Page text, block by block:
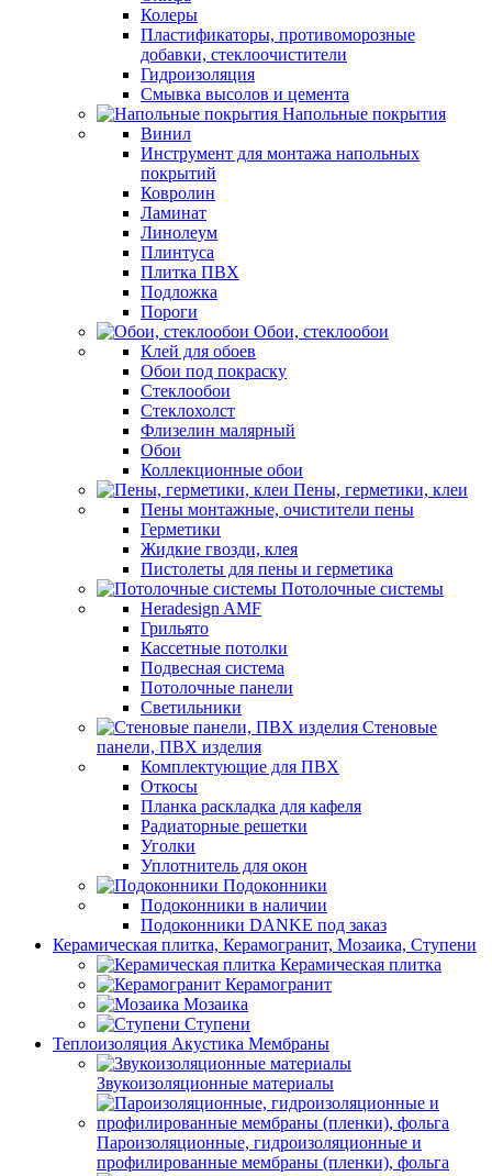
Колеры
Пластификаторы, противоморозные
добавки, стеклоочистители
Гидроизоляция
Смывка высолов и цемента
Напольные покрытия
Винил
Инструмент для монтажа напольных
покрытий
Ковролин
Ламинат
Линолеум
Плинтуса
Плитка ПВХ
Подложка
Пороги
Обои, стеклообои
Клей для обоев
Обои под покраску
Стеклообои
Стеклохолст
Флизелин малярный
Обои
Коллекционные обои
Пены, герметики, клеи
Пены монтажные, очистители пены
Герметики
Жидкие гвозди, клея
Пистолеты для пены и герметика
Потолочные системы
Heradesign AMF
Грильято
Кассетные потолки
Подвесная система
Потолочные панели
Светильники
Стеновые
панели, ПВХ изделия
Комплектующие для ПВХ
Откосы
Планка раскладка для кафеля
Радиаторные решетки
Уголки
Уплотнитель для окон
Подоконники
Подоконники в наличии
Подоконники DANKE под заказ
Керамическая плитка, Керамогранит, Мозаика, Ступени
Керамическая плитка
Керамогранит
Мозаика
Ступени
Теплоизоляция Акустика Мембраны
Звукоизоляционные материалы
Пароизоляционные, гидроизоляционные и
профилированные мембраны (пленки), фольга